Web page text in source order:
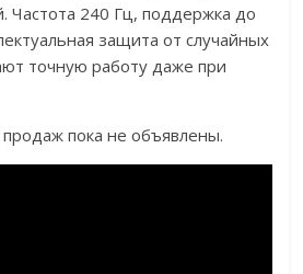
Частота 240 Гц, поддержка до
защита от случайных
точную работу даже при
пока не объявлены.